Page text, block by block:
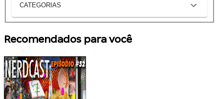
CATEGORIAS
Recomendados para você